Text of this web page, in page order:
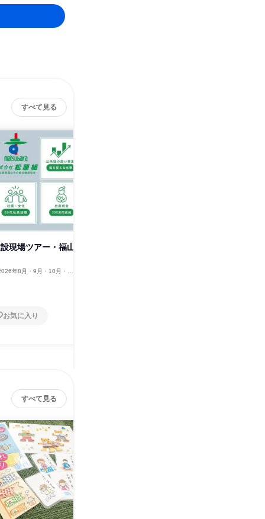
すべて見る
現場ツアー・福山
年8月・9月・10月・11
お気に入り
すべて見る